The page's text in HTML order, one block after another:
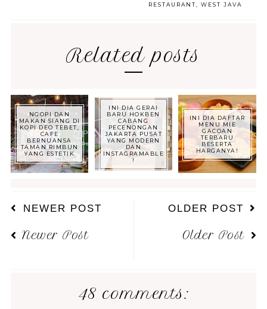
RESTAURANT,WEST JAVA
Related posts
NGOPI DAN
MAKAN SIANG DI
KOPI DEO TEBET,
CAFE
BERNUANSA
TAMAN RIMBUN
YANG ESTETIK
INI DIA GERAI
BARU HOKBEN
CABANG
PECENONGAN
JAKARTA PUSAT
YANG MODERN
DAN
INSTAGRAMABLE
!
INI DIA DAFTAR
MENU MIE
GACOAN
TERBARU
BESERTA
HARGANYA!
NEWER POST
Newer Post
OLDER POST
Older Post
48 comments: